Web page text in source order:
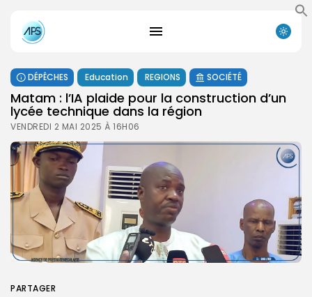
DÉPÊCHES Education REGIONS SOCIÉTÉ
Matam : l’IA plaide pour la construction d’un
lycée technique dans la région
VENDREDI 2 MAI 2025 À 16H06
PARTAGER